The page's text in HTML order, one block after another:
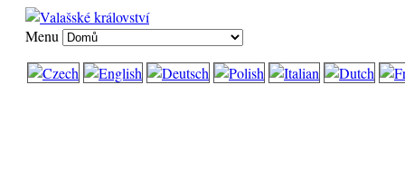
Menu